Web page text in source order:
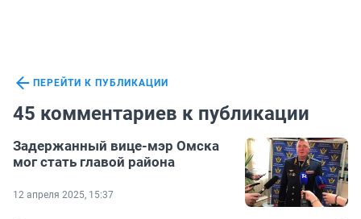
ПЕРЕЙТИ К ПУБЛИКАЦИИ
45 комментариев к публикации
Задержанный вице-мэр Омска
мог стать главой района
12 апреля 2025, 15:37